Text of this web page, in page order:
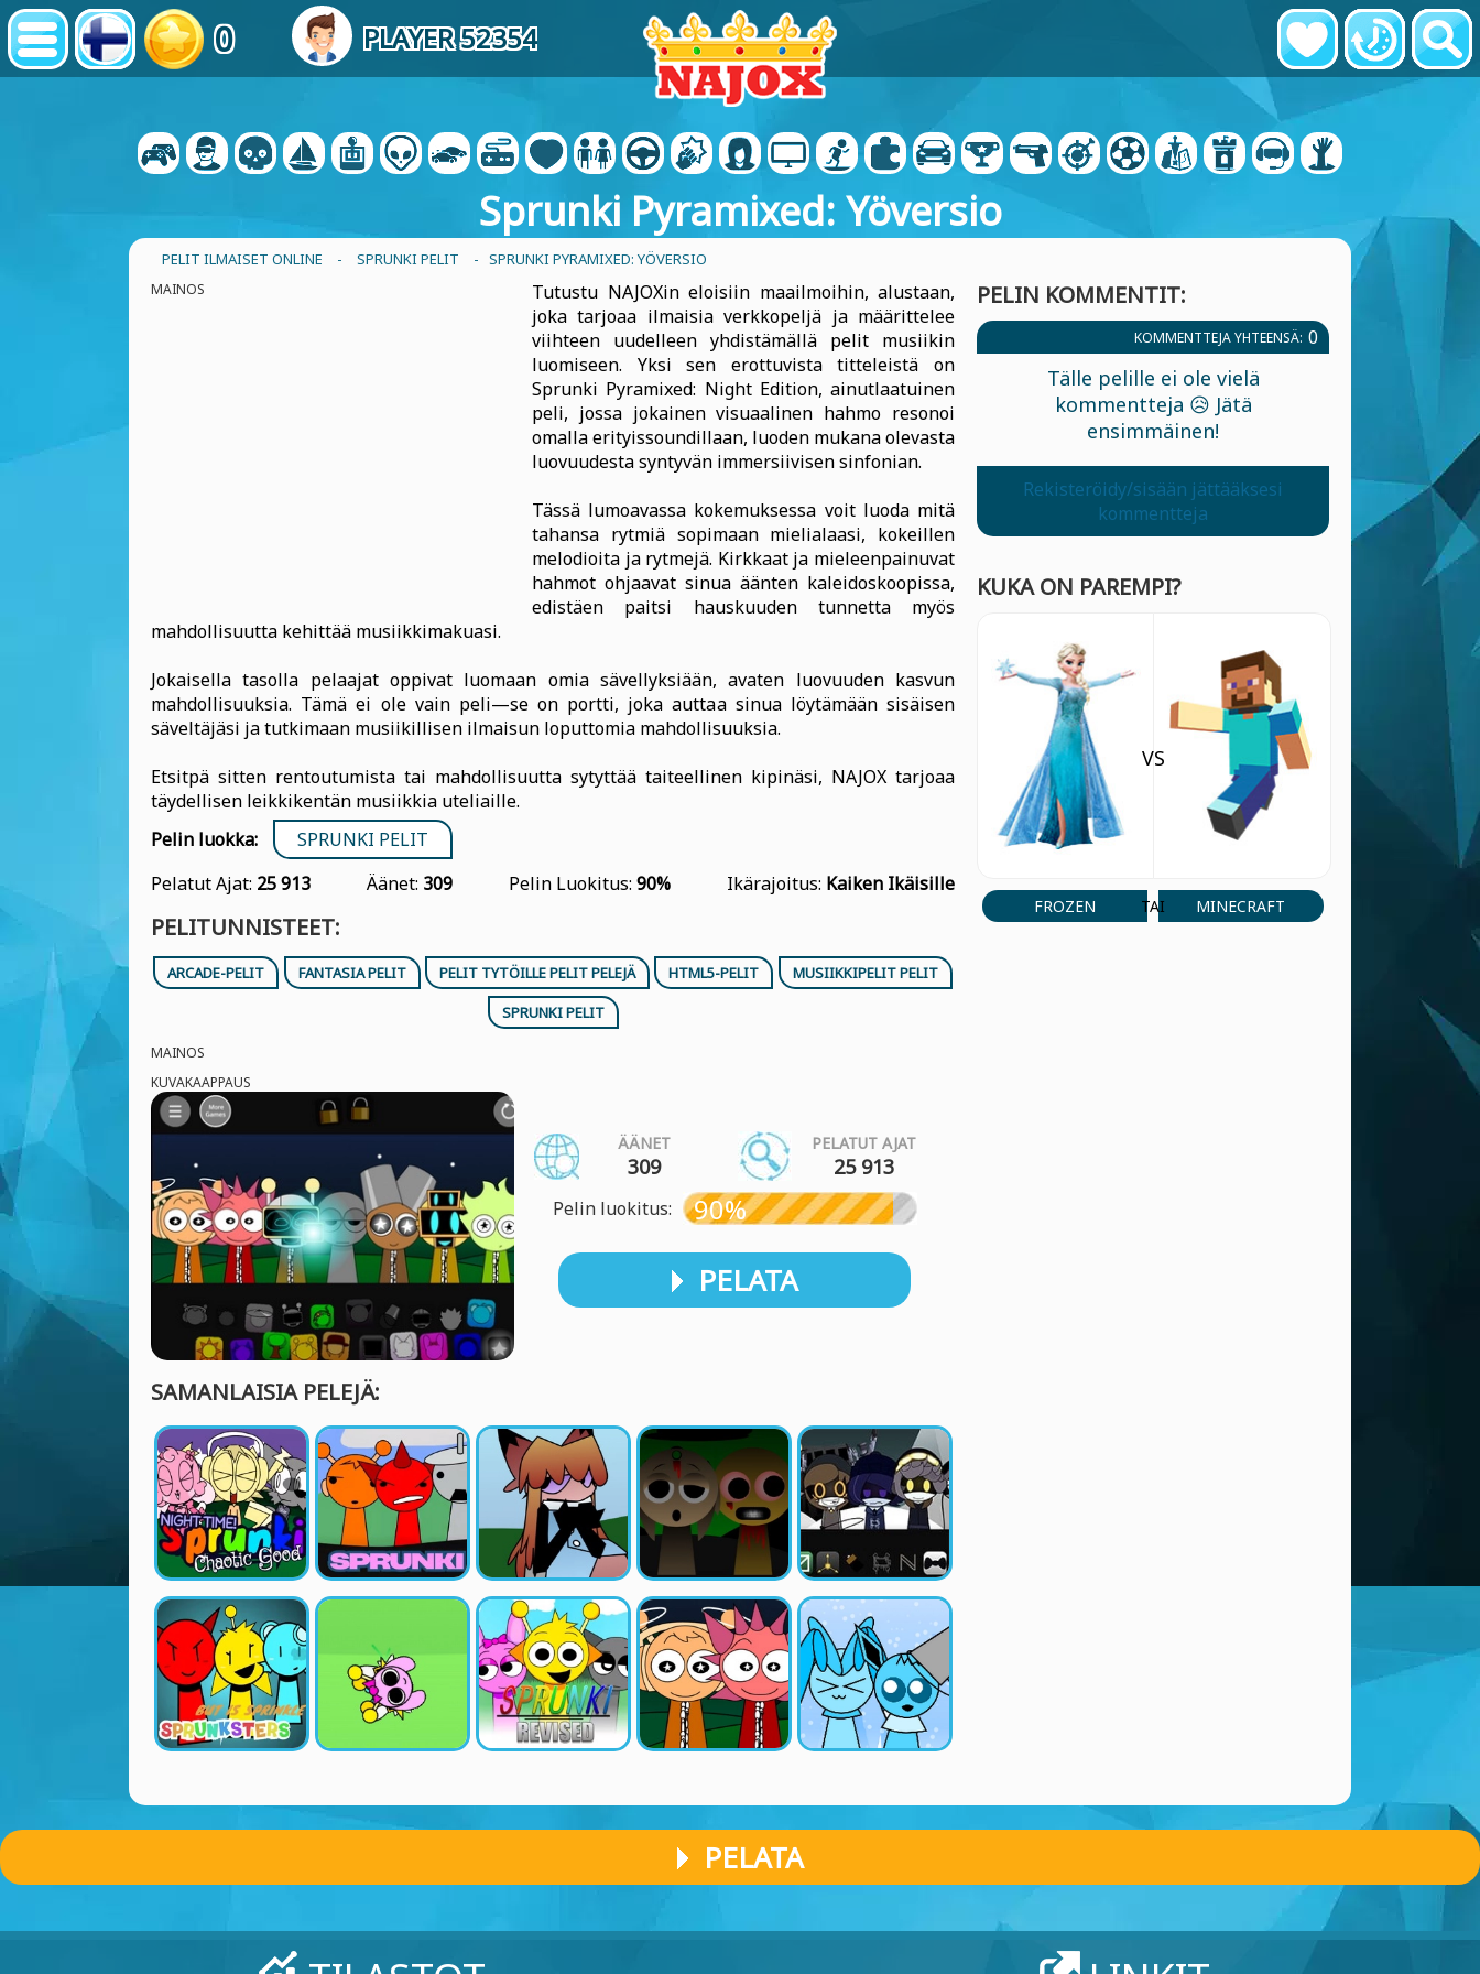
0 PLAYER 52354
Sprunki Pyramixed: Yöversio
PELIT ILMAISET ONLINE - SPRUNKI PELIT - SPRUNKI PYRAMIXED: YÖVERSIO
MAINOS
Tutustu NAJOXin eloisiin maailmoihin, alustaan,
joka tarjoaa ilmaisia verkkopeljä ja määrittelee
viihteen uudelleen yhdistämällä pelit musiikin
luomiseen. Yksi sen erottuvista titteleistä on
Sprunki Pyramixed: Night Edition, ainutlaatuinen
peli, jossa jokainen visuaalinen hahmo resonoi
omalla erityissoundillaan, luoden mukana olevasta
luovuudesta syntyvän immersiivisen sinfonian.
Tässä lumoavassa kokemuksessa voit luoda mitä
tahansa rytmiä sopimaan mielialaasi, kokeillen
melodioita ja rytmejä. Kirkkaat ja mieleenpainuvat
hahmot ohjaavat sinua äänten kaleidoskoopissa,
edistäen paitsi hauskuuden tunnetta myös
mahdollisuutta kehittää musiikkimakuasi.
Jokaisella tasolla pelaajat oppivat luomaan omia sävellyksiään, avaten luovuuden kasvun
mahdollisuuksia. Tämä ei ole vain peli—se on portti, joka auttaa sinua löytämään sisäisen
säveltäjäsi ja tutkimaan musiikillisen ilmaisun loputtomia mahdollisuuksia.
Etsitpä sitten rentoutumista tai mahdollisuutta sytyttää taiteellinen kipinäsi, NAJOX tarjoaa
täydellisen leikkikentän musiikkia uteliaille.
Pelin luokka:
SPRUNKI PELIT
Pelatut Ajat: 25 913 Äänet: 309 Pelin Luokitus: 90% Ikärajoitus: Kaiken Ikäisille
PELITUNNISTEET:
ARCADE-PELIT FANTASIA PELIT PELIT TYTÖILLE PELIT PELEJÄ HTML5-PELIT
MUSIIKKIPELIT PELIT
SPRUNKI PELIT
MAINOS
KUVAKAAPPAUS
ÄÄNET
309
PELATUT AJAT
25 913
Pelin luokitus: 90%
PELATA
SAMANLAISIA PELEJÄ:
PELIN KOMMENTIT:
KOMMENTTEJA YHTEENSÄ: 0
Tälle pelille ei ole vielä
kommentteja 😥 Jätä
ensimmäinen!
Rekisteröidy/sisään jättääksesi
kommentteja
KUKA ON PAREMPI?
FROZEN
VS
TAI MINECRAFT
PELATA